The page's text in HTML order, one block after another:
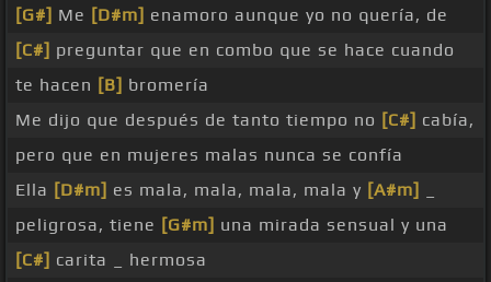
[G#] Me [D#m] enamoro aunque yo no quería, de
[C#] preguntar que en combo que se hace cuando
te hacen [B] bromería
Me dijo que después de tanto tiempo no [C#] cabía,
pero que en mujeres malas nunca se confía
Ella [D#m] es mala, mala, mala, mala y [A#m]
peligrosa, tiene [G#m] una mirada sensual y una
[C#] carita _ hermosa